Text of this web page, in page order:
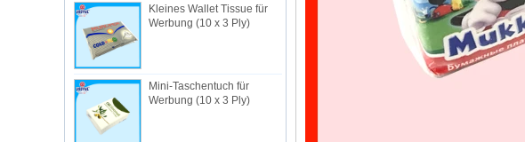
Kleines Wallet Tissue für
Werbung (10 x 3 Ply)
Mini-Taschentuch für
Werbung (10 x 3 Ply)